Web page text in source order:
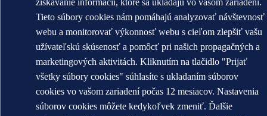
získavanie informácií, ktoré sa ukladajú vo vašom zariadení.
Tieto súbory cookies nám pomáhajú analyzovať návštevnosť
webu a monitorovať výkonnosť webu s cieľom zlepšiť vašu
užívateľskú skúsenosť a pomôcť pri našich propagačných a
marketingových aktivitách. Kliknutím na tlačidlo "Prijať
všetky súbory cookies" súhlasíte s ukladaním súborov
cookies vo vašom zariadení počas 12 mesiacov. Nastavenia
súborov cookies môžete kedykoľvek zmeniť. Ďalšie